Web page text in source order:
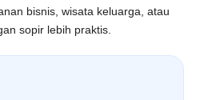
bisnis, wisata keluarga, atau
sopir lebih praktis.